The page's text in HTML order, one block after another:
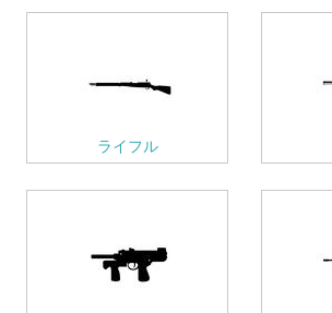
ライフル